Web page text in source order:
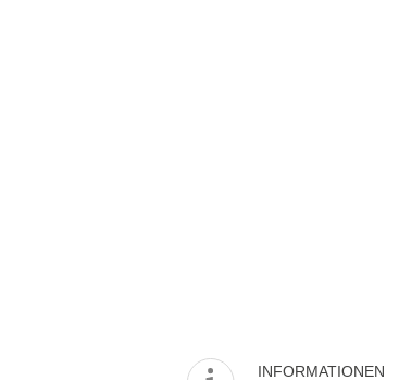
INFORMATIONEN